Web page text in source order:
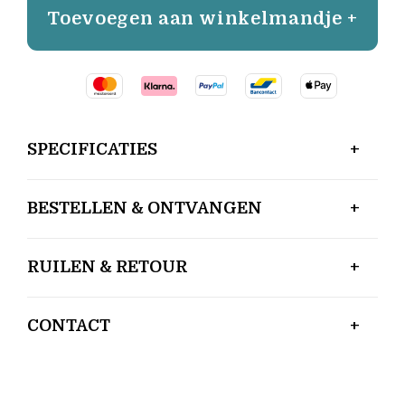
Toevoegen aan winkelmandje +
SPECIFICATIES
BESTELLEN & ONTVANGEN
RUILEN & RETOUR
CONTACT